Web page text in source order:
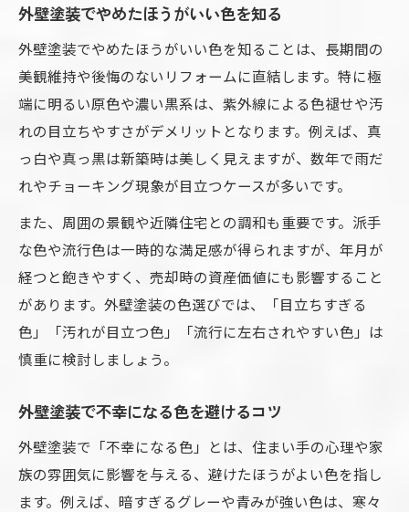
外壁塗装でやめたほうがいい色を知る
外壁塗装でやめたほうがいい色を知ることは、長期間の
美観維持や後悔のないリフォームに直結します。特に極
端に明るい原色や濃い黒系は、紫外線による色褪せや汚
れの目立ちやすさがデメリットとなります。例えば、真
っ白や真っ黒は新築時は美しく見えますが、数年で雨だ
れやチョーキング現象が目立つケースが多いです。
また、周囲の景観や近隣住宅との調和も重要です。派手
な色や流行色は一時的な満足感が得られますが、年月が
経つと飽きやすく、売却時の資産価値にも影響すること
があります。外壁塗装の色選びでは、「目立ちすぎる
色」「汚れが目立つ色」「流行に左右されやすい色」は
慎重に検討しましょう。
外壁塗装で不幸になる色を避けるコツ
外壁塗装で「不幸になる色」とは、住まい手の心理や家
族の雰囲気に影響を与える、避けたほうがよい色を指し
ます。例えば、暗すぎるグレーや青みが強い色は、寒々